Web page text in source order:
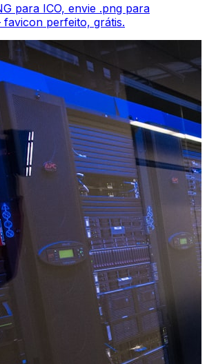
para ICO, envie .png para
perfeito, grátis.